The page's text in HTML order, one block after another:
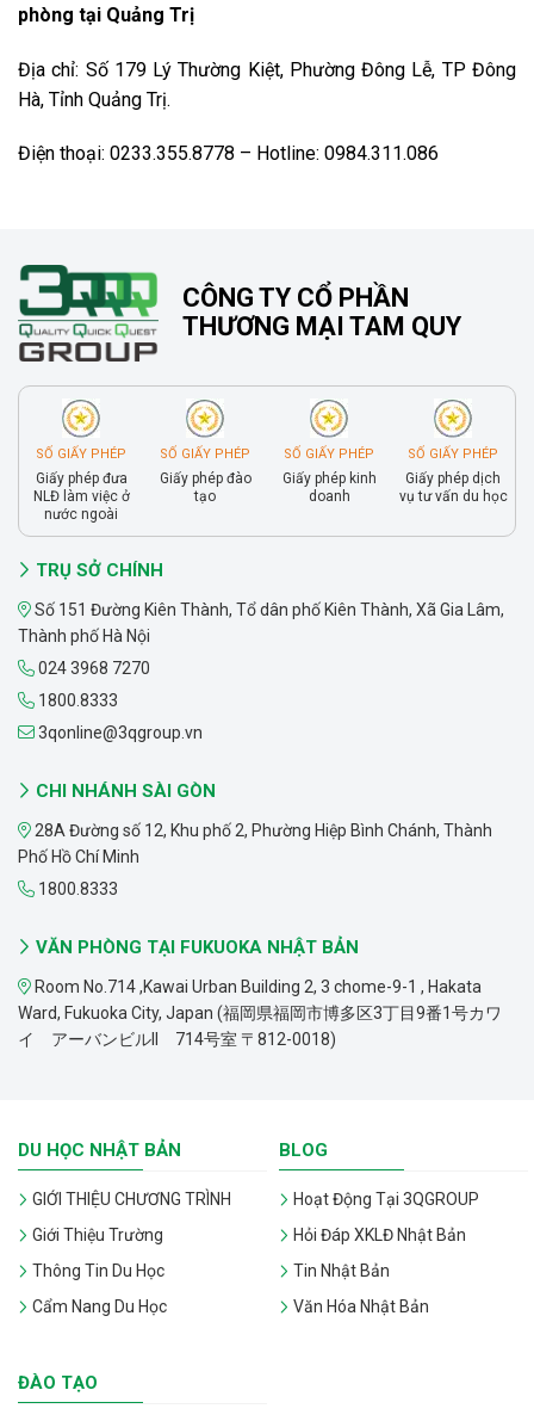
phòng tại Quảng Trị
Địa chỉ: Số 179 Lý Thường Kiệt, Phường Đông Lễ, TP Đông
Hà, Tỉnh Quảng Trị.
Điện thoại: 0233.355.8778 – Hotline: 0984.311.086
CÔNG TY CỔ PHẦN
THƯƠNG MẠI TAM QUY
SỐ GIẤY PHÉP
Giấy phép đưa
NLĐ làm việc ở
nước ngoài
SỐ GIẤY PHÉP
Giấy phép đào
tạo
SỐ GIẤY PHÉP
Giấy phép kinh
doanh
SỐ GIẤY PHÉP
Giấy phép dịch
vụ tư vấn du học
TRỤ SỞ CHÍNH
Số 151 Đường Kiên Thành, Tổ dân phố Kiên Thành, Xã Gia Lâm,
Thành phố Hà Nội
024 3968 7270
1800.8333
3qonline@3qgroup.vn
CHI NHÁNH SÀI GÒN
28A Đường số 12, Khu phố 2, Phường Hiệp Bình Chánh, Thành
Phố Hồ Chí Minh
1800.8333
VĂN PHÒNG TẠI FUKUOKA NHẬT BẢN
Room No.714 ,Kawai Urban Building 2, 3 chome-9-1 , Hakata
Ward, Fukuoka City, Japan (福岡県福岡市博多区3丁目9番1号カワ
イ アーバンビルII 714号室 〒812-0018)
DU HỌC NHẬT BẢN
GIỚI THIỆU CHƯƠNG TRÌNH
Giới Thiệu Trường
Thông Tin Du Học
Cẩm Nang Du Học
BLOG
Hoạt Động Tại 3QGROUP
Hỏi Đáp XKLĐ Nhật Bản
Tin Nhật Bản
Văn Hóa Nhật Bản
ĐÀO TẠO